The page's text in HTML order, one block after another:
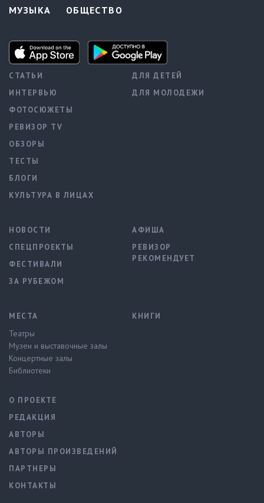
МУЗЫКА
ОБЩЕСТВО
СТАТЬИ
ИНТЕРВЬЮ
ФОТОСЮЖЕТЫ
РЕВИЗОР TV
ОБЗОРЫ
ТЕСТЫ
БЛОГИ
КУЛЬТУРА В ЛИЦАХ
ДЛЯ ДЕТЕЙ
ДЛЯ МОЛОДЕЖИ
НОВОСТИ
СПЕЦПРОЕКТЫ
ФЕСТИВАЛИ
ЗА РУБЕЖОМ
АФИША
РЕВИЗОР
РЕКОМЕНДУЕТ
МЕСТА
Театры
Музеи и выставочные залы
Концертные залы
Библиотеки
КНИГИ
О ПРОЕКТЕ
РЕДАКЦИЯ
АВТОРЫ
АВТОРЫ ПРОИЗВЕДЕНИЙ
ПАРТНЕРЫ
КОНТАКТЫ